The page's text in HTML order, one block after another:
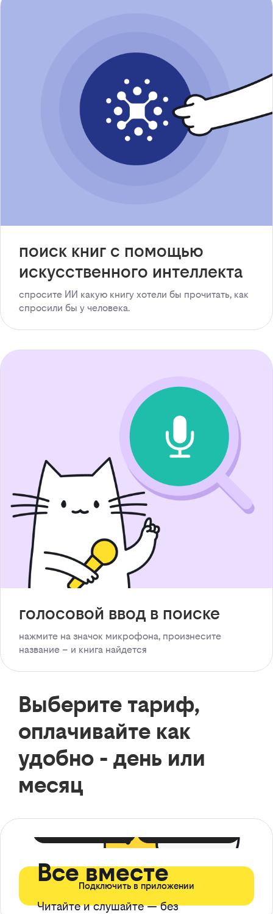
поиск книг с помощью
искусственного интеллекта
спросите ИИ какую книгу хотели бы прочитать, как
спросили бы у человека.
голосовой ввод в поиске
нажмите на значок микрофона, произнесите
название – и книга найдется
Выберите тариф,
оплачивайте как
удобно - день или
месяц
Все вместе
Читайте и слушайте — без
Подключить в приложении